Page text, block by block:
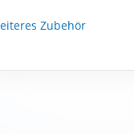
Zubehör